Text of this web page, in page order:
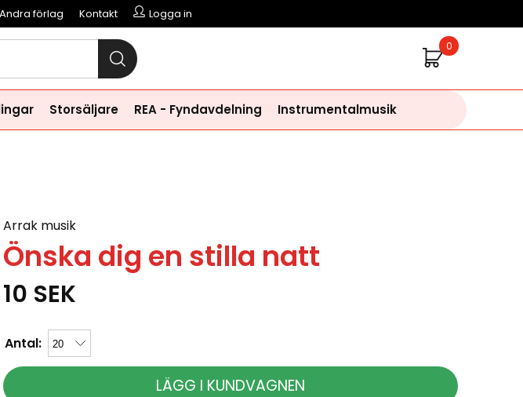
Andra förlag Kontakt Logga in
0
Storsäljare REA - Fyndavdelning Instrumentalmusik
Arrak musik
Önska dig en stilla natt
10 SEK
Antal:
LÄGG I KUNDVAGNEN